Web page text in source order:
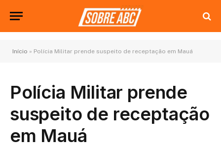
Início » Polícia Militar prende suspeito de receptação em Mauá
Polícia Militar prende
suspeito de receptação
em Mauá